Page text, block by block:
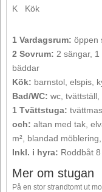
K
Kök
1 Vardagsrum: öppen
2 Sovrum: 2 sängar,
bäddar
Kök: barnstol, elspis,
Bad/WC: wc, tvättställ,
1 Tvättstuga:
och: altan med tak,
m², blandad
Inkl. i hyra: Roddbåt
Mer om stugan
På en stor strandtomt ut